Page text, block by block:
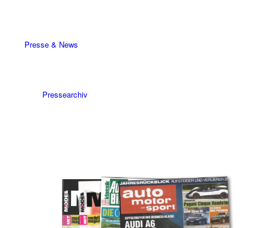
Presse & News
Pressearchiv